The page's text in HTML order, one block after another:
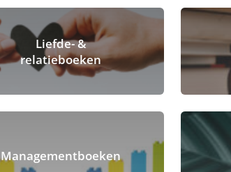
Liefde- &
relatieboeken
Managementboeken